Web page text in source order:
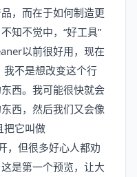
，而在于如何制造更
知不觉中，“好工具”
以前很好用，现在
不是想改变这个行
西。我可能很快就会
西，然后我们又会像
把它叫做
，但很多好心人都劝
是第一个预览，让大